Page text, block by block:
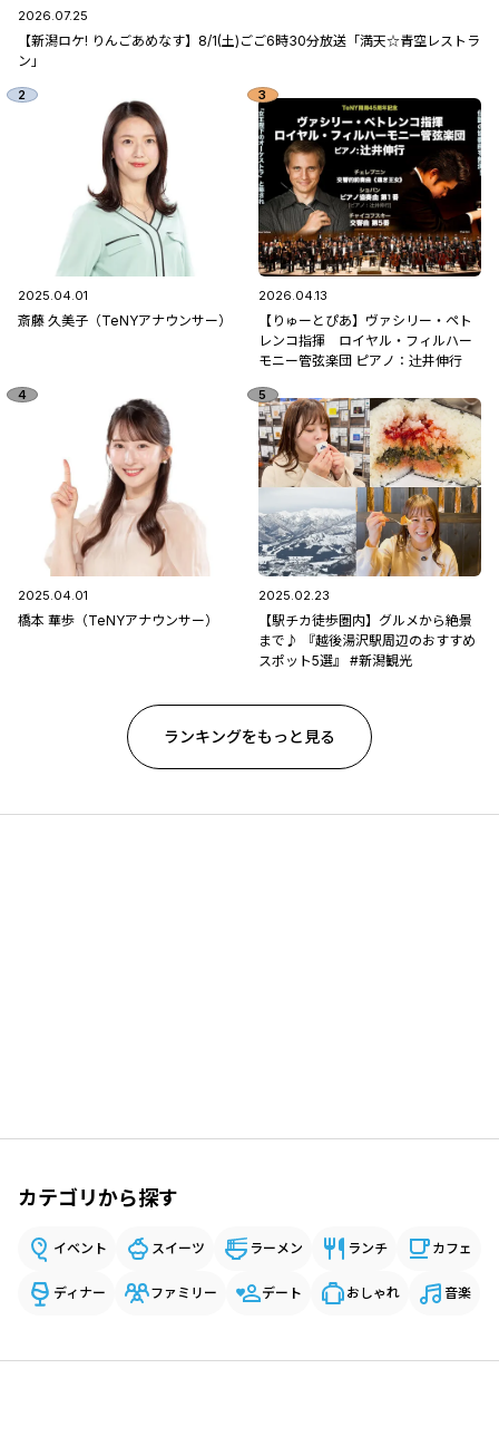
2026.07.25
【新潟ロケ! りんごあめなす】8/1(土)ごご6時30分放送「満天☆青空レストラ
ン」
2025.04.01
斎藤 久美子（TeNYアナウンサー）
2026.04.13
【りゅーとぴあ】ヴァシリー・ペト
レンコ指揮 ロイヤル・フィルハー
モニー管弦楽団 ピアノ：辻󠄀井伸行
2025.04.01
橋本 華歩（TeNYアナウンサー）
2025.02.23
【駅チカ徒歩圏内】グルメから絶景
まで♪ 『越後湯沢駅周辺のおすすめ
スポット5選』 #新潟観光
ランキングをもっと見る
カテゴリから探す
イベント スイーツ ラーメン ランチ カフェ
ディナー ファミリー デート おしゃれ 音楽